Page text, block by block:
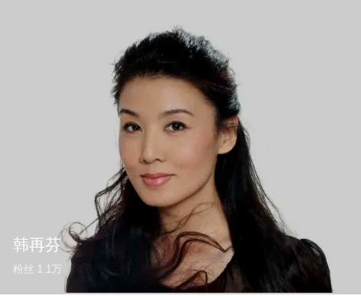
韩再芬
粉丝 1.1万